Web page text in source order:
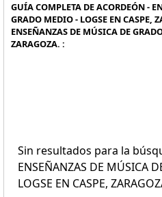
GUÍA COMPLETA DE ACORDEÓN -
GRADO MEDIO - LOGSE EN CASPE,
ENSEÑANZAS DE MÚSICA DE
ZARAGOZA. :
Sin resultados para la
ENSEÑANZAS DE MÚSICA
LOGSE EN CASPE,